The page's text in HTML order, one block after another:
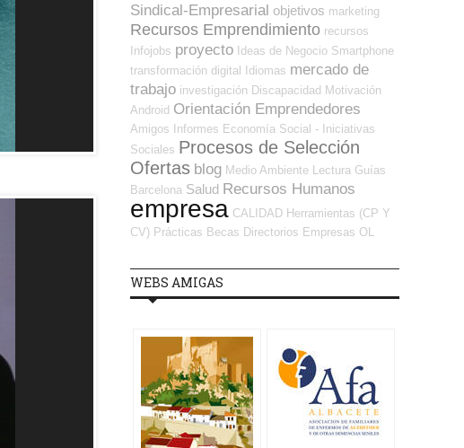
Sindical-Empresarial objetivos marketing
Recursos Emprendimiento recursos
Infojobs proyecto Ideas de Negocio Smartphone
transformación digital
Idiomas mercado de
trabajo investigación Discapacidad Motivación
Android Orientación Emprendedores
Amigos Informes Economía Social - Iniciativas
Sociales Procesos de Selección
Ofertas blog Medio Ambiente Lectura Guías
Barcelona Salud Recursos Humanos
empresa CALIDAD Herramientas (CP Y
CV) Prácticas Becas Directorios Empresas OL
WEBS AMIGAS